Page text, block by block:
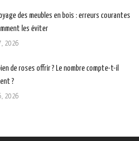
des meubles en bois : erreurs courantes
les éviter
2026
de roses offrir ? Le nombre compte-t-il
?
2026